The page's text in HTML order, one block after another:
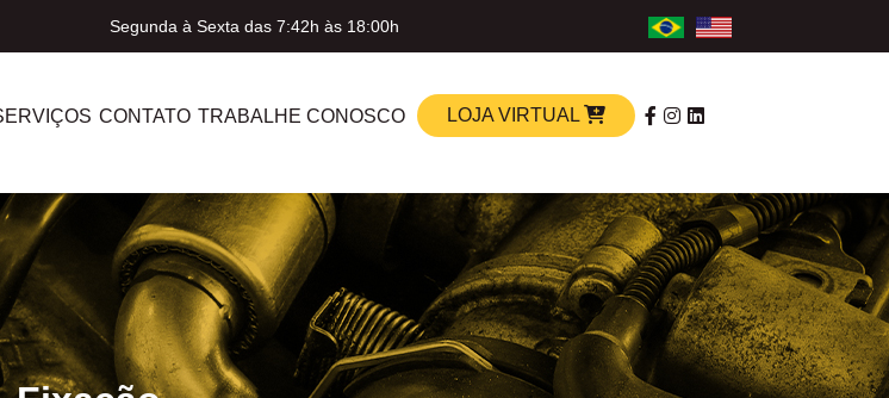
Segunda à Sexta das 7:42h às 18:00h
CONTATO TRABALHE CONOSCO LOJA VIRTUAL